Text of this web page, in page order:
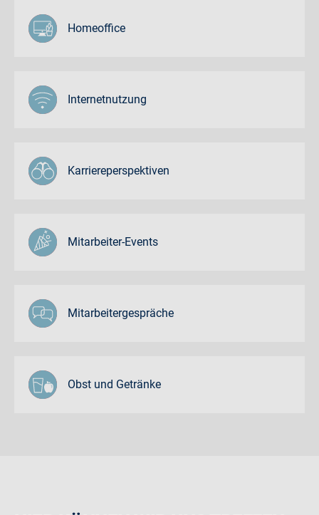
Homeoffice
Internetnutzung
Karriereperspektiven
Mitarbeiter-Events
Mitarbeitergespräche
Obst und Getränke